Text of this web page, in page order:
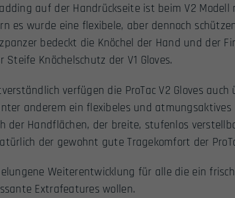
auf der Handrückseite ist beim V2
es wurde eine flexibele, aber dennoch
bedeckt die Knöchel der Hand und der
Steife Knöchelschutz der V1 Gloves.
verfügen die ProTac V2 Gloves
anderem ein flexibeles und
der Handflächen, der breite, stufenlos
der gewohnt gute Tragekomfort der
Weiterentwicklung für alle die ein
Extrafeatures wollen.